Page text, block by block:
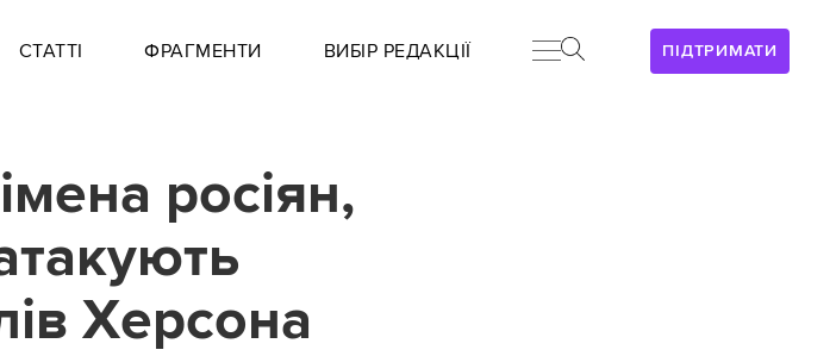
ПІДТРИМАТИ
СТАТТІ ФРАГМЕНТИ ВИБІР РЕДАКЦІЇ
росіян,
Херсона